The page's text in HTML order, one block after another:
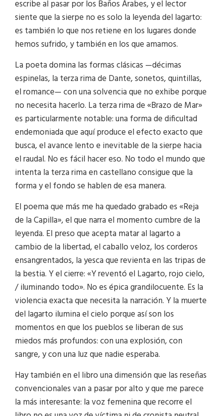
escribe al pasar por los Baños Árabes, y el lector
siente que la sierpe no es solo la leyenda del lagarto:
es también lo que nos retiene en los lugares donde
hemos sufrido, y también en los que amamos.
La poeta domina las formas clásicas —décimas
espinelas, la terza rima de Dante, sonetos, quintillas,
el romance— con una solvencia que no exhibe porque
no necesita hacerlo. La terza rima de «Brazo de Mar»
es particularmente notable: una forma de dificultad
endemoniada que aquí produce el efecto exacto que
busca, el avance lento e inevitable de la sierpe hacia
el raudal. No es fácil hacer eso. No todo el mundo que
intenta la terza rima en castellano consigue que la
forma y el fondo se hablen de esa manera.
El poema que más me ha quedado grabado es «Reja
de la Capilla», el que narra el momento cumbre de la
leyenda. El preso que acepta matar al lagarto a
cambio de la libertad, el caballo veloz, los corderos
ensangrentados, la yesca que revienta en las tripas de
la bestia. Y el cierre: «Y reventó el Lagarto, rojo cielo,
/ iluminando todo». No es épica grandilocuente. Es la
violencia exacta que necesita la narración. Y la muerte
del lagarto ilumina el cielo porque así son los
momentos en que los pueblos se liberan de sus
miedos más profundos: con una explosión, con
sangre, y con una luz que nadie esperaba.
Hay también en el libro una dimensión que las reseñas
convencionales van a pasar por alto y que me parece
la más interesante: la voz femenina que recorre el